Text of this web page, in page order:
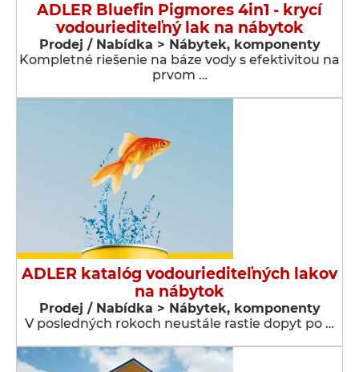
ADLER Bluefin Pigmores 4in1 - krycí
vodouriediteľný lak na nábytok
Prodej / Nabídka > Nábytek, komponenty
Kompletné riešenie na báze vody s efektivitou na
prvom …
ADLER katalóg vodouriediteľných lakov
na nábytok
Prodej / Nabídka > Nábytek, komponenty
V posledných rokoch neustále rastie dopyt po …